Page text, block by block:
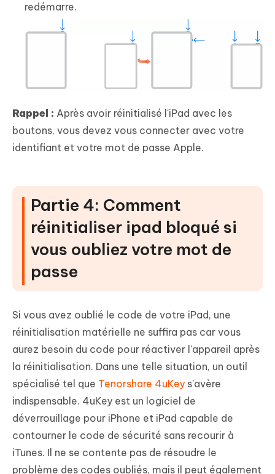
redémarre.
Rappel : Après avoir réinitialisé l'iPad avec les
boutons, vous devez vous connecter avec votre
identifiant et votre mot de passe Apple.
Partie 4: Comment
réinitialiser ipad bloqué si
vous oubliez votre mot de
passe
Si vous avez oublié le code de votre iPad, une
réinitialisation matérielle ne suffira pas car vous
aurez besoin du code pour réactiver l'appareil après
la réinitialisation. Dans une telle situation, un outil
spécialisé tel que Tenorshare 4uKey s'avère
indispensable. 4uKey est un logiciel de
déverrouillage pour iPhone et iPad capable de
contourner le code de sécurité sans recourir à
iTunes. Il ne se contente pas de résoudre le
problème des codes oubliés, mais il peut également